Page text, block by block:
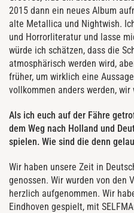
2015 dann ein neues Album
alte Metallica und Nightwish.
und Horrorliteratur und lasse
würde ich schätzen, dass die
atmosphärisch werden wird,
früher, um wirklich eine
vollkommen anders werden,
Als ich euch auf der Fähre
dem Weg nach Holland und
spielen. Wie sind die denn
Wir haben unsere Zeit in
genossen. Wir wurden von den
herzlich aufgenommen. Wir
Eindhoven gespielt, mit